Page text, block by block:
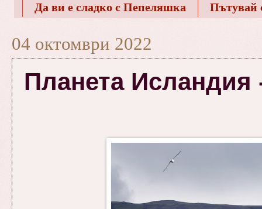
Да ви е сладко с Пепеляшка Пътувай
04 октомври 2022
Планета Исландия